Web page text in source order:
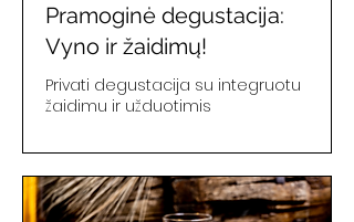
Pramoginė degustacija:
Vyno ir žaidimų!
Privati degustacija su integruotu
žaidimu ir užduotimis